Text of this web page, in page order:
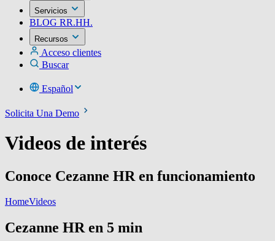
Servicios
BLOG RR.HH.
Recursos
Acceso clientes
Buscar
Español
Solicita Una Demo
Videos de interés
Conoce Cezanne HR en funcionamiento
HomeVideos
Cezanne HR en 5 min